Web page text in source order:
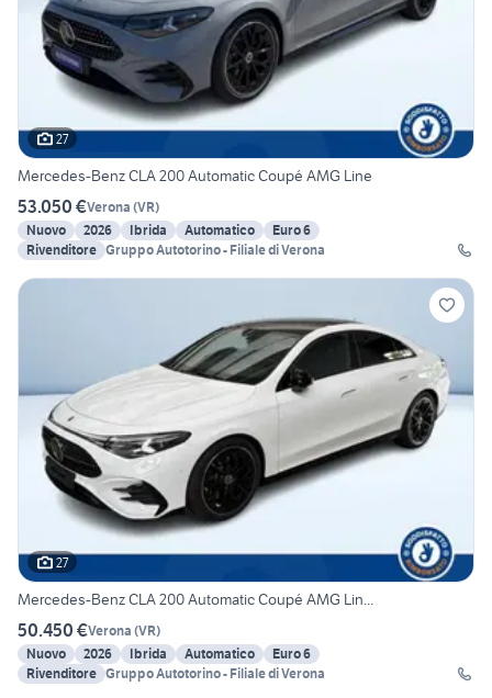
27
Mercedes-Benz CLA 200 Automatic Coupé AMG Line
53.050 €Verona (VR)
Nuovo
2026 Ibrida Automatico
Euro 6
Rivenditore Gruppo Autotorino - Filiale di Verona
27
Mercedes-Benz CLA 200 Automatic Coupé AMG Lin...
50.450 €Verona (VR)
Nuovo
2026 Ibrida Automatico
Euro 6
Rivenditore Gruppo Autotorino - Filiale di Verona